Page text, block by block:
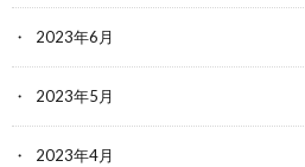
2023年6月
2023年5月
2023年4月